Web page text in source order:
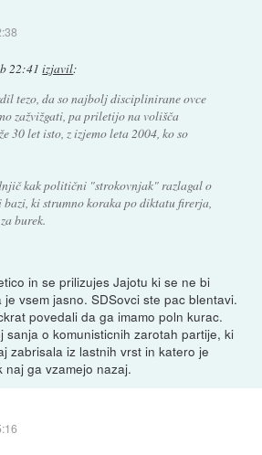
22:41 izjavil:
tezo, da so najbolj disciplinirane ovce
zažvižgati, pa priletijo na volišča
30 let isto, z izjemo leta 2004, ko so
kak politični "strokovnjak" razlagal o
ki strumno koraka po diktatu firerja,
burek.
in se prilizujes Jajotu ki se ne bi
vsem jasno. SDSovci ste pac blentavi.
povedali da ga imamo poln kurac.
sanja o komunisticnih zarotah partije, ki
zabrisala iz lastnih vrst in katero je
naj ga vzamejo nazaj.